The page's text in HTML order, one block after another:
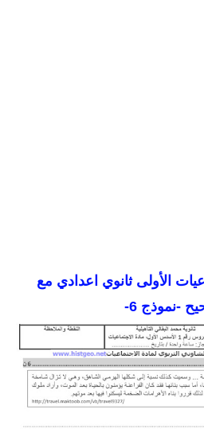
الأولى ثانوي اعدادي مع
-نموذج 6-